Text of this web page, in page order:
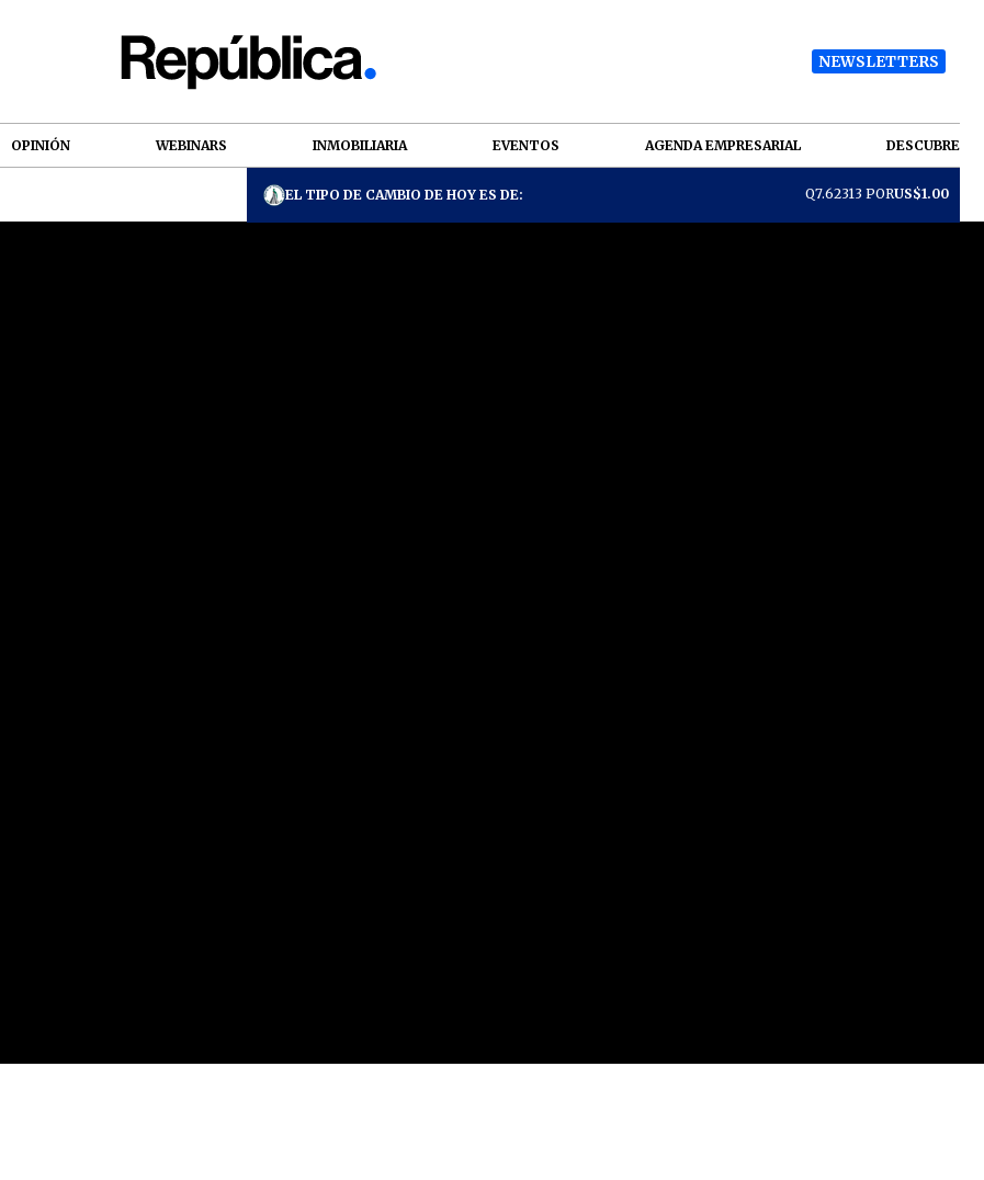
NEWSLETTERS
OPINIÓN WEBINARS INMOBILIARIA EVENTOS AGENDA EMPRESARIAL DESCUBRE
EL TIPO DE CAMBIO DE HOY ES DE: Q7.62313 PORUS$1.00